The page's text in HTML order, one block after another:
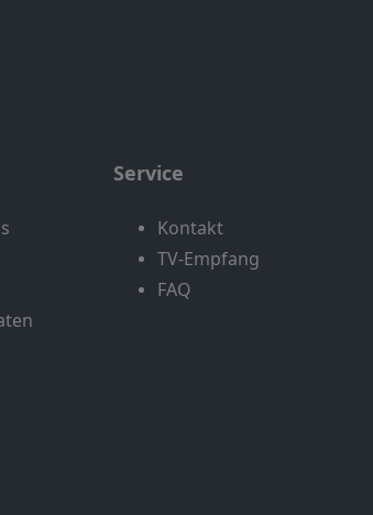
Service
Kontakt
TV-Empfang
FAQ